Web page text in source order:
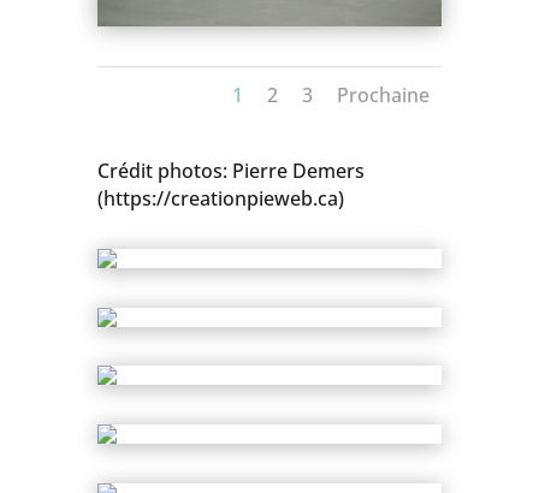
1 2 3 Prochaine
Crédit photos: Pierre Demers
(https://creationpieweb.ca)